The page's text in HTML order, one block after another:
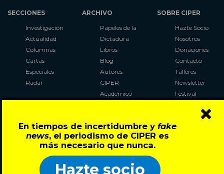
En tiempos de incertidumbre y fake
news, el periodismo de CIPER es
más necesario que nunca.
Hazte socio
×
SECCIONES
Investigación
Actualidad
Columnas
Cartas
Especiales
Radar
ARCHIVO
Papeles de la
Dictadura
Libros
Blog
Autores
CIPER
Académico
Al Plebiscito
con CIPER
SOBRE CIPER
Hazte Socio
Nosotros
Donaciones
Contacto
Talleres
Newsletter
Festival